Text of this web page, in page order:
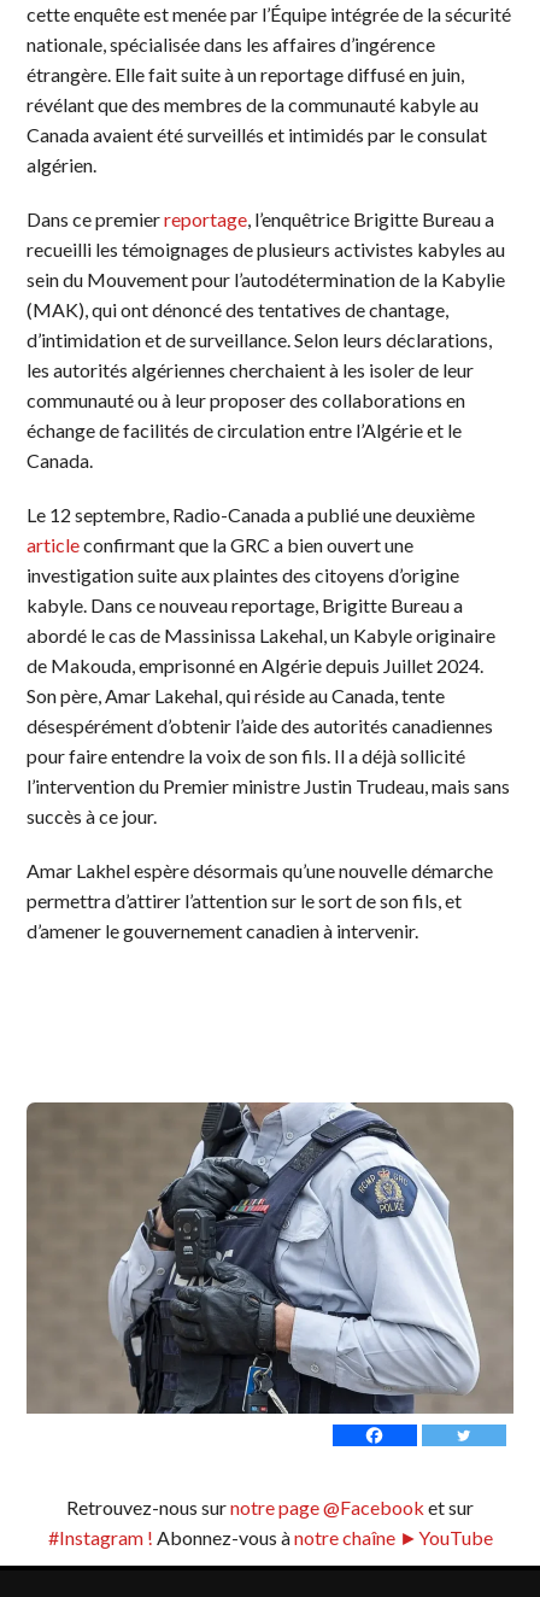
cette enquête est menée par l’Équipe intégrée de la sécurité
nationale, spécialisée dans les affaires d’ingérence
étrangère. Elle fait suite à un reportage diffusé en juin,
révélant que des membres de la communauté kabyle au
Canada avaient été surveillés et intimidés par le consulat
algérien.
Dans ce premierreportage, l’enquêtrice Brigitte Bureau a
recueilli les témoignages de plusieurs activistes kabyles au
sein du Mouvement pour l’autodétermination de la Kabylie
(MAK), qui ont dénoncé des tentatives de chantage,
d’intimidation et de surveillance. Selon leurs déclarations,
les autorités algériennes cherchaient à les isoler de leur
communauté ou à leur proposer des collaborations en
échange de facilités de circulation entre l’Algérie et le
Canada.
Le 12 septembre, Radio-Canada a publié une deuxième
articleconfirmant que la GRC a bien ouvert une
investigation suite aux plaintes des citoyens d’origine
kabyle. Dans ce nouveau reportage, Brigitte Bureau a
abordé le cas de Massinissa Lakehal, un Kabyle originaire
de Makouda, emprisonné en Algérie depuis Juillet 2024.
Son père, Amar Lakehal, qui réside au Canada, tente
désespérément d’obtenir l’aide des autorités canadiennes
pour faire entendre la voix de son fils. Il a déjà sollicité
l’intervention du Premier ministre Justin Trudeau, mais sans
succès à ce jour.
Amar Lakhel espère désormais qu’une nouvelle démarche
permettra d’attirer l’attention sur le sort de son fils, et
d’amener le gouvernement canadien à intervenir.
Retrouvez-nous surnotre page @Facebook et sur
#Instagram ! Abonnez-vous ànotre chaîne ►YouTube